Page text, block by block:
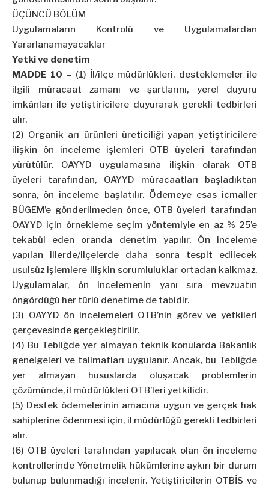
ÜÇÜNCÜ BÖLÜM
Uygulamaların Kontrolü ve Uygulamalardan
Yararlanamayacaklar
Yetki ve denetim
MADDE 10 – (1) İl/ilçe müdürlükleri, desteklemeler ile
ilgili müracaat zamanı ve şartlarını, yerel duyuru
imkânları ile yetiştiricilere duyurarak gerekli tedbirleri
alır.
(2) Organik arı ürünleri üreticiliği yapan yetiştiricilere
ilişkin ön inceleme işlemleri OTB üyeleri tarafından
yürütülür. OAYYD uygulamasına ilişkin olarak OTB
üyeleri tarafından, OAYYD müracaatları başladıktan
sonra, ön inceleme başlatılır. Ödemeye esas icmaller
BÜGEM’e gönderilmeden önce, OTB üyeleri tarafından
OAYYD için örnekleme seçim yöntemiyle en az % 25’e
tekabül eden oranda denetim yapılır. Ön inceleme
yapılan illerde/ilçelerde daha sonra tespit edilecek
usulsüz işlemlere ilişkin sorumluluklar ortadan kalkmaz.
Uygulamalar, ön incelemenin yanı sıra mevzuatın
öngördüğü her türlü denetime de tabidir.
(3) OAYYD ön incelemeleri OTB’nin görev ve yetkileri
çerçevesinde gerçekleştirilir.
(4) Bu Tebliğde yer almayan teknik konularda Bakanlık
genelgeleri ve talimatları uygulanır. Ancak, bu Tebliğde
yer almayan hususlarda oluşacak problemlerin
çözümünde, il müdürlükleri OTB’leri yetkilidir.
(5) Destek ödemelerinin amacına uygun ve gerçek hak
sahiplerine ödenmesi için, il müdürlüğü gerekli tedbirleri
alır.
(6) OTB üyeleri tarafından yapılacak olan ön inceleme
kontrollerinde Yönetmelik hükümlerine aykırı bir durum
bulunup bulunmadığı incelenir. Yetiştiricilerin OTBİS ve